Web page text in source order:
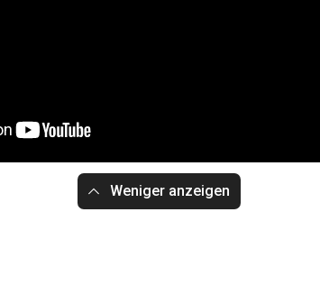
Weniger anzeigen